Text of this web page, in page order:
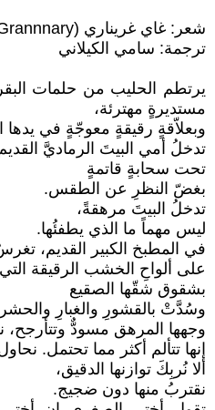
شعر: غاي غريناري (Gay Grannnary)
ترجمة: سامي الكيلاني
يرتطم الحليب من حلمات
مستديرةٍ مهترئة،
وبعلاّقةٍ رقيقةٍ معوجّةٍ في يدها
تدخلُ أمي البيتَ الرماديَّ
تحت سحابةٍ قاتمةٍ
بغضّ النظرِ عن الطقس.
تدخلُ البيتَ مرهقةً،
ليس مهماً ما الذي يطفئُها.
في المطبخ الكبير القديم،
على ألواحِ الخشب الرقيقة التي
بشقوق شقّها الصقيع
وسُدَّتْ بالقشورِ والغبارِ
وجهها المرهق مسودٌّ
إنها تتألم أكثر مما تحتمل.
ألا نُربِكَ توازنها الدقيق،
نقتربُ منها دون ضجيج.